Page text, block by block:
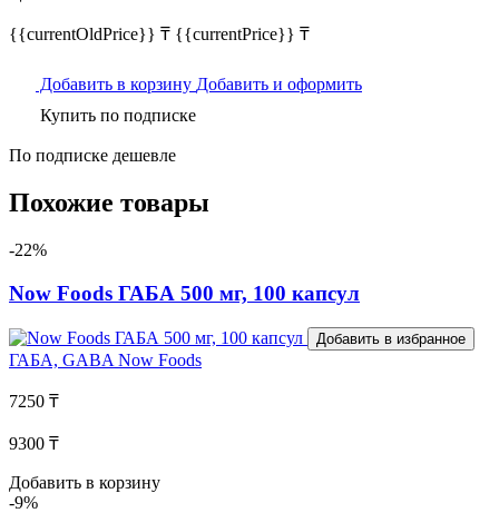
{{currentOldPrice}} ₸ {{currentPrice}} ₸
Добавить в корзину Добавить и оформить
Купить по подписке
По подписке дешевле
Похожие товары
-22%
Now Foods ГАБА 500 мг, 100 капсул
Добавить в избранное
ГАБА, GABA Now Foods
7250 ₸
9300 ₸
Добавить в корзину
-9%